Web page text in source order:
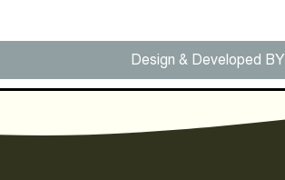
Design & Developed BY